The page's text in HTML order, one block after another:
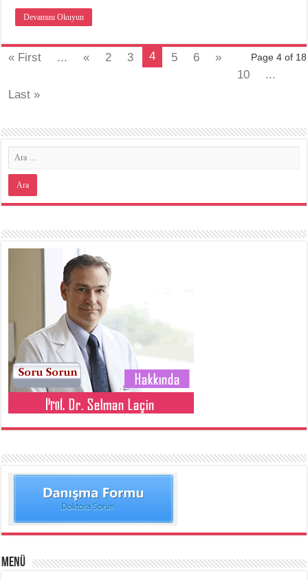
Devamını Okuyun
Page 4 of 18
« First ... « 2 3 4 5 6
»
10
...
Last »
Menü